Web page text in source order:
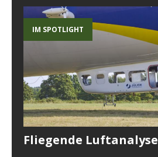
IM SPOTLIGHT
Fliegende Luftanalyse